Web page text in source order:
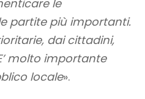
le
partite più importanti.
dai cittadini,
molto importante
locale».